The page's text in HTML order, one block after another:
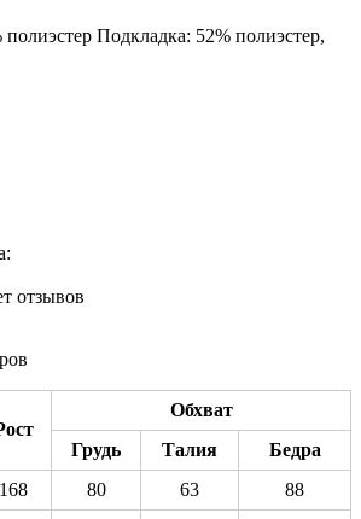
Подкладка: 52% полиэстер,
отзывов
Обхват
Грудь
Талия
Бедра
168 80 63
88